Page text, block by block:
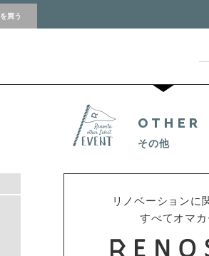
を買う
OTHER
その他
リノベーションに
すべてオマカ